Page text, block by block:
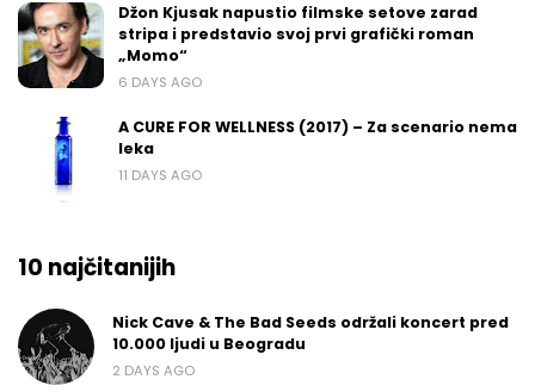
Džon Kjusak napustio filmske setove zarad
stripa i predstavio svoj prvi grafički roman
„Momo“
6 DAYS AGO
A CURE FOR WELLNESS (2017) – Za scenario nema
leka
11 DAYS AGO
10 najčitanijih
Nick Cave & The Bad Seeds održali koncert pred
10.000 ljudi u Beogradu
2 DAYS AGO